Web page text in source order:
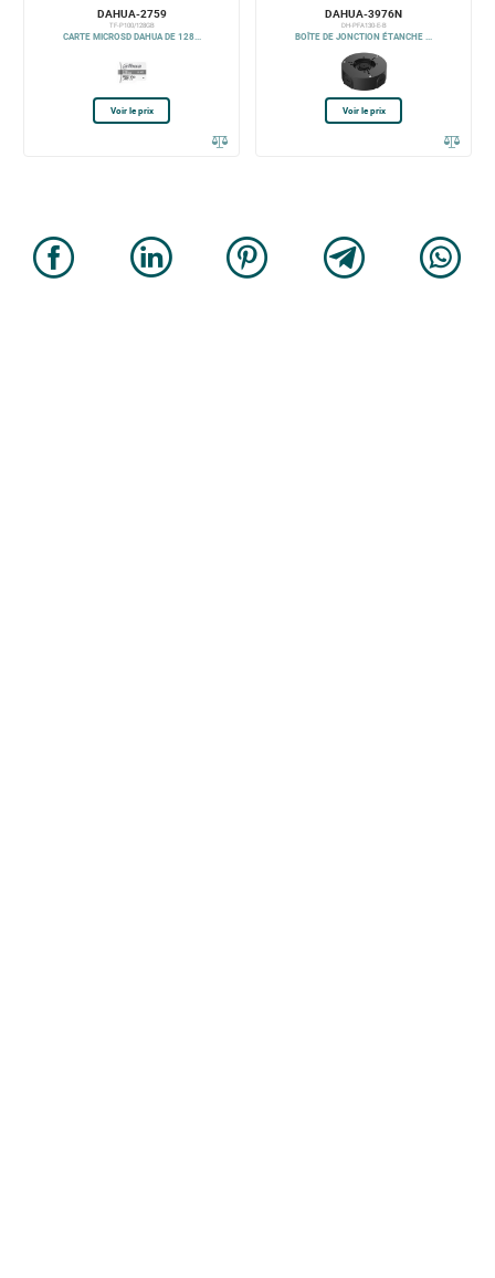
DAHUA-2759
TF-P100/128GB
CARTE MICROSD DAHUA DE 128...
Voir le prix
DAHUA-3976N
DH-PFA130-E-B
BOÎTE DE JONCTION ÉTANCHE ...
Voir le prix